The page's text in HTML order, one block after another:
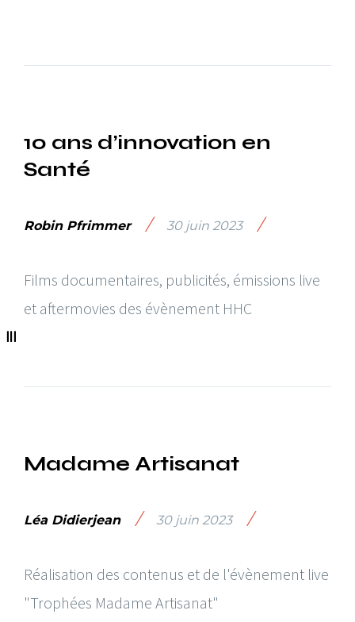
10 ans d’innovation en
Santé
Robin Pfrimmer / 30 juin 2023 /
Films documentaires, publicités, émissions live
et aftermovies des évènement HHC
Madame Artisanat
Léa Didierjean / 30 juin 2023 /
Réalisation des contenus et de l'évènement live
"Trophées Madame Artisanat"